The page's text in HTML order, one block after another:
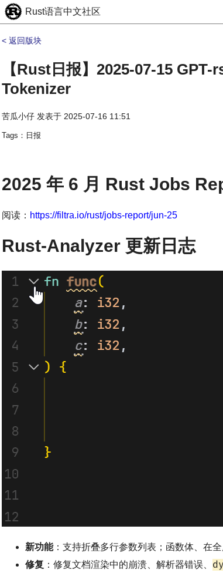
Rust语言中文社区
< 返回版块
【Rust日报】2025-07-15
Tokenizer
苦瓜小仔 发表于 2025-07-16 11:51
Tags：日报
2025 年 6 月 Rust Jobs
阅读： https://filtra.io/rust/jobs-report/jun-25
Rust-Analyzer 更新日志
新功能：支持折叠多行参数列表；函数体、在
修复 ：修复文档渲染中的崩溃、解析器错误、